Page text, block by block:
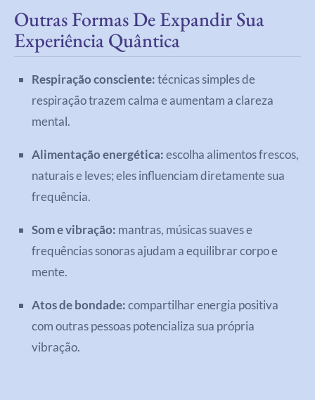
Outras Formas De Expandir Sua
Experiência Quântica
Respiração consciente:técnicas simples de
respiração trazem calma e aumentam a clareza
mental.
Alimentação energética:escolha alimentos frescos,
naturais e leves; eles influenciam diretamente sua
frequência.
Som e vibração: mantras, músicas suaves e
frequências sonoras ajudam a equilibrar corpo e
mente.
Atos de bondade:compartilhar energia positiva
com outras pessoas potencializa sua própria
vibração.